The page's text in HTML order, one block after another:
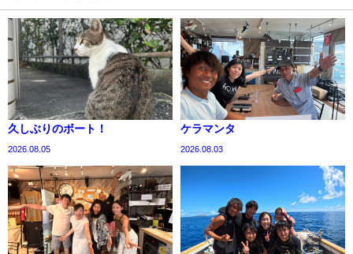
久しぶりのボート！
2026.08.05
ケラマンタ
2026.08.03